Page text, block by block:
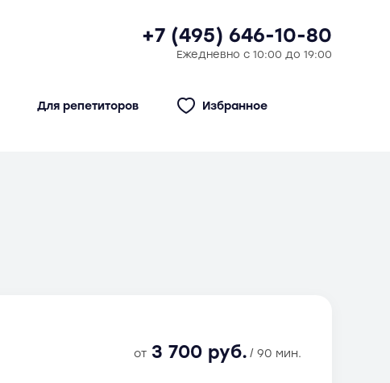
+7 (495) 646-10-80
Ежедневно с 10:00 до 19:00
Для репетиторов Избранное
от 3 700 руб. / 90 мин.